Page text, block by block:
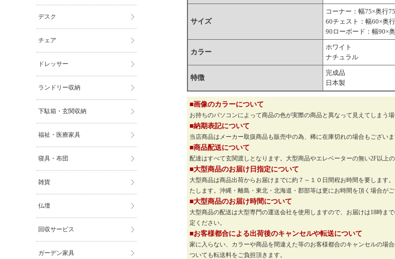
サイズ
コーナー：幅75×奥行
60チェスト：幅60×奥
90ローボード：幅90×
カラー
ホワイト
ナチュラル
特徴
完成品
日本製
■画像のカラーについて
お持ちのパソコンによって商品の色が実際の商品と異なって見えてしまう場
■納期表記について
当店商品はメーカー取扱商品も販売中の為、稀に在庫切れの場合もございま
■商品配送について
配達はすべて玄関渡しとなります。大型商品やエレベーターの無い2F以上
■大型商品のお届け日指定について
大型商品は商品出荷からお届けまでに約７～１０日間程お時間を要します
たします。沖縄・離島・東北・北海道・郡部等は更にお時間を頂く場合がご
■大型商品のお届け時間について
大型商品の配送は大型専門の運送会社を使用しますので、お届けは18時ま
定ください。
■お客様都合による出荷後のキャンセルや転送について
家に入らない、カラーや商品を間違えた等のお客様都合のキャンセルの場
ついても転送料をご負担頂きます。
デスク
チェア
ドレッサー
ランドリー収納
下駄箱・玄関収納
福祉・医療家具
寝具・布団
雑貨
仏壇
回収サービス
ガーデン家具